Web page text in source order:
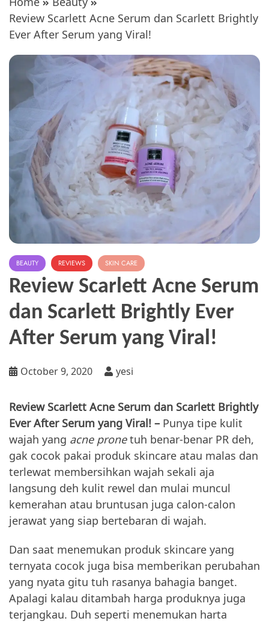
Review Scarlett Acne Serum dan Scarlett Brightly
Ever After Serum yang Viral!
BEAUTY REVIEWS SKIN CARE
Review Scarlett Acne Serum
dan Scarlett Brightly Ever
After Serum yang Viral!
October 9, 2020 yesi
Review Scarlett Acne Serum dan Scarlett Brightly
Ever After Serum yang Viral! – Punya tipe kulit
wajah yang acne pronetuh benar-benar PR deh,
gak cocok pakai produk skincare atau malas dan
terlewat membersihkan wajah sekali aja
langsung deh kulit rewel dan mulai muncul
kemerahan atau bruntusan juga calon-calon
jerawat yang siap bertebaran di wajah.
Dan saat menemukan produk skincare yang
ternyata cocok juga bisa memberikan perubahan
yang nyata gitu tuh rasanya bahagia banget.
Apalagi kalau ditambah harga produknya juga
terjangkau. Duh seperti menemukan harta